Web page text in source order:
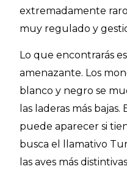
extremadamente
muy regulado y
Lo que encontrarás
amenazante. Los
blanco y negro se
las laderas más
puede aparecer si
busca el llamativo
las aves más